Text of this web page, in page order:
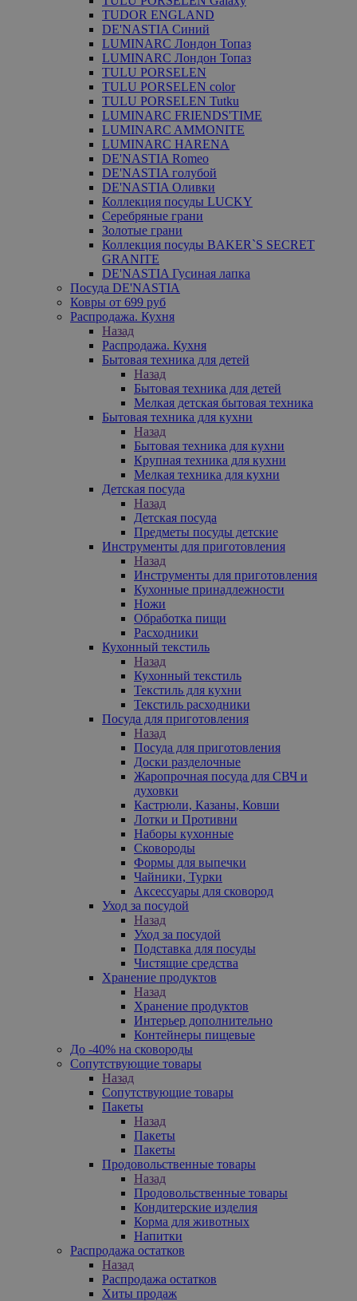
TUDOR ENGLAND
DE'NASTIA Синий
LUMINARC Лондон Топаз
LUMINARC Лондон Топаз
TULU PORSELEN
TULU PORSELEN color
TULU PORSELEN Tutku
LUMINARC FRIENDS'TIME
LUMINARC AMMONITE
LUMINARC HARENA
DE'NASTIA Romeo
DE'NASTIA голубой
DE'NASTIA Оливки
Коллекция посуды LUCKY
Серебряные грани
Золотые грани
Коллекция посуды BAKER`S SECRET
GRANITE
DE'NASTIA Гусиная лапка
Посуда DE'NASTIA
Ковры от 699 руб
Распродажа. Кухня
Назад
Распродажа. Кухня
Бытовая техника для детей
Назад
Бытовая техника для детей
Мелкая детская бытовая техника
Бытовая техника для кухни
Назад
Бытовая техника для кухни
Крупная техника для кухни
Мелкая техника для кухни
Детская посуда
Назад
Детская посуда
Предметы посуды детские
Инструменты для приготовления
Назад
Инструменты для приготовления
Кухонные принадлежности
Ножи
Обработка пищи
Расходники
Кухонный текстиль
Назад
Кухонный текстиль
Текстиль для кухни
Текстиль расходники
Посуда для приготовления
Назад
Посуда для приготовления
Доски разделочные
Жаропрочная посуда для СВЧ и
духовки
Кастрюли, Казаны, Ковши
Лотки и Противни
Наборы кухонные
Сковороды
Формы для выпечки
Чайники, Турки
Аксессуары для сковород
Уход за посудой
Назад
Уход за посудой
Подставка для посуды
Чистящие средства
Хранение продуктов
Назад
Хранение продуктов
Интерьер дополнительно
Контейнеры пищевые
До -40% на сковороды
Сопутствующие товары
Назад
Сопутствующие товары
Пакеты
Назад
Пакеты
Пакеты
Продовольственные товары
Назад
Продовольственные товары
Кондитерские изделия
Корма для животных
Напитки
Распродажа остатков
Назад
Распродажа остатков
Хиты продаж